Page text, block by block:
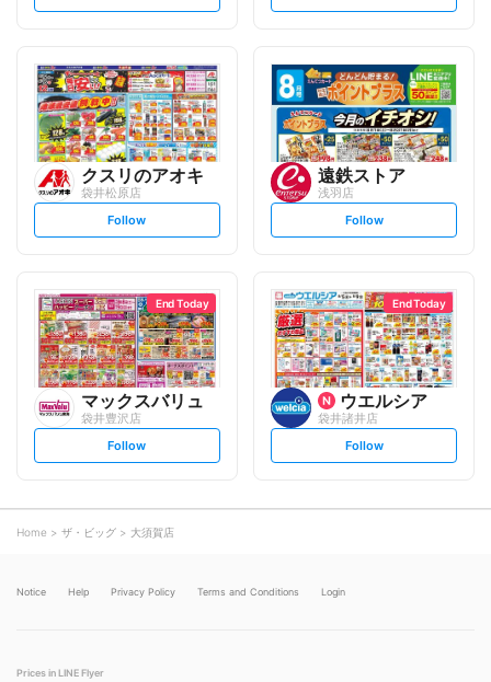
t
l
o
w
t
l
o
w
クスリのアオキ
袋井松原店
s
t
l
o
w
Follow
遠鉄ストア
浅羽店
s
t
l
o
w
Follow
End Today
マックスバリュ
袋井豊沢店
s
t
o
w
Follow
End Today
ウエルシア
袋井諸井店
s
t
Follow
Home ザ・ビッグ 大須賀店
Notice Help Privacy Policy Terms and Conditions Login
Prices in LINE Flyer